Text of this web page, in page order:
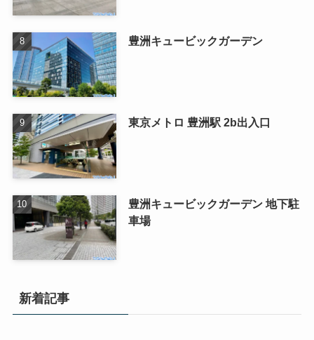
豊洲キュービックガーデン
東京メトロ 豊洲駅 2b出入口
豊洲キュービックガーデン 地下駐
車場
新着記事